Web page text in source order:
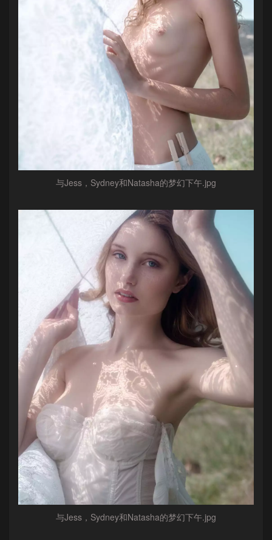
与Jess，Sydney和Natasha的梦幻下午.jpg
与Jess，Sydney和Natasha的梦幻下午.jpg